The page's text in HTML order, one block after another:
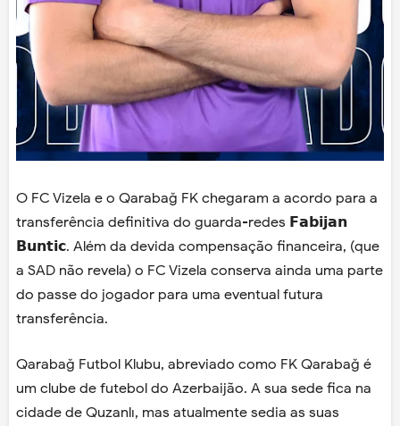
O FC Vizela e o Qarabağ FK chegaram a acordo para a
transferência definitiva do guarda-redes 𝗙𝗮𝗯𝗶𝗷𝗮𝗻
𝗕𝘂𝗻𝘁𝗶𝗰. Além da devida compensação financeira, (que
a SAD não revela) o FC Vizela conserva ainda uma parte
do passe do jogador para uma eventual futura
transferência.
Qarabağ Futbol Klubu, abreviado como FK Qarabağ é
um clube de futebol do Azerbaijão. A sua sede fica na
cidade de Quzanlı, mas atualmente sedia as suas